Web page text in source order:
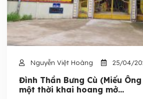
Nguyễn Việt Hoàng 25/04/
Đình Thần Bưng Cù (Miếu
một thời khai hoang mở...